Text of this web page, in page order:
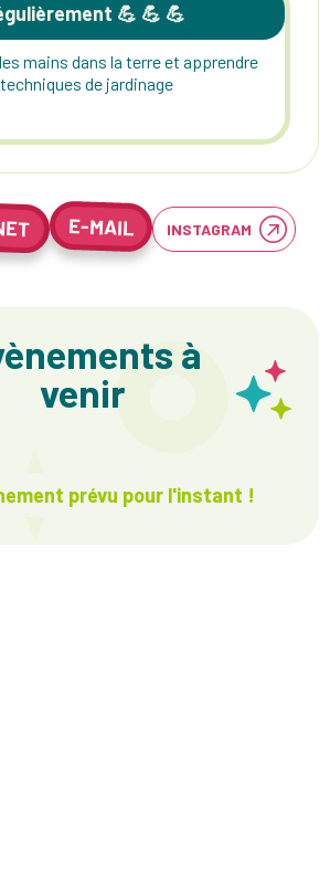
💪 💪 💪
mains dans la terre et apprendre
de jardinage
E-MAIL INSTAGRAM
à
venir
prévu pour l'instant !